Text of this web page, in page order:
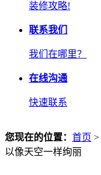
装修攻略!
联系我们
我们在哪里？
在线沟通
快速联系
您现在的位置： 首页 >
以像天空一样绚丽